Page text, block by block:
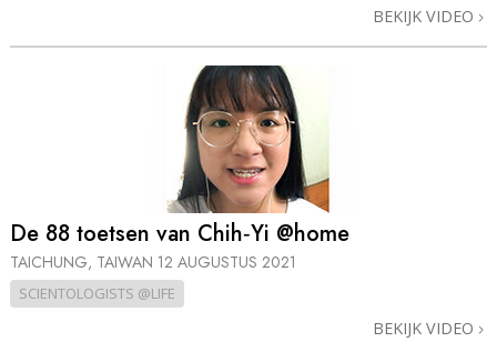
BEKIJK VIDEO
De 88 toetsen van Chih‑Yi @home
TAICHUNG, TAIWAN 12 AUGUSTUS 2021
SCIENTOLOGISTS @LIFE
BEKIJK VIDEO